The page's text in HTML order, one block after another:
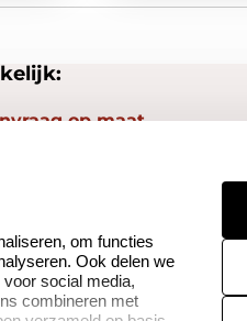
op maat
om functies
Ook delen we
social media,
combineren met